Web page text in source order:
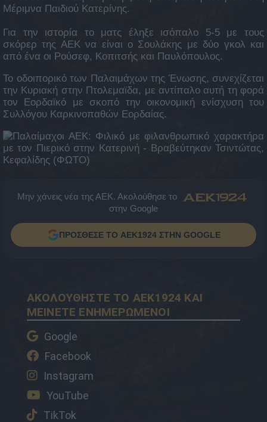
Μέριμνα Παιδιού Κατερίνης.
Για την ιστορία το ματς έληξε ισόπαλο 5-5 με τους
σκόρερ της ΑΕΚ να είναι ο Σουλάκης με δύο γκολ και
από ένα οι Ρούσεφ, Κοπιτσής και Παυλόπουλος.
Το οδοιπορικό των Παλαιμάχων της Ένωσης, συνεχίζεται
την Κυριακή στην Πτολεμαϊδα, με αντίπαλο αυτή τη φορά
τον Εορδαϊκό με σκοπό την οικονομική ενίσχυση του
Συλλόγου Καρκινοπαθών Εορδαίας.
Μην χάνεις νέα της ΑΕΚ. Ακολούθησε το
στην Google
ΠΡΟΣΘΕΣΕ ΤΟ AEK1924 ΣΤΗΝ GOOGLE
ΑΚΟΛΟΥΘΗΣΤΕ ΤΟ AEK1924 ΚΑΙ
ΜΕΙΝΕΤΕ ΕΝΗΜΕΡΩΜΕΝΟΙ
Google
Facebook
Instagram
YouTube
TikTok